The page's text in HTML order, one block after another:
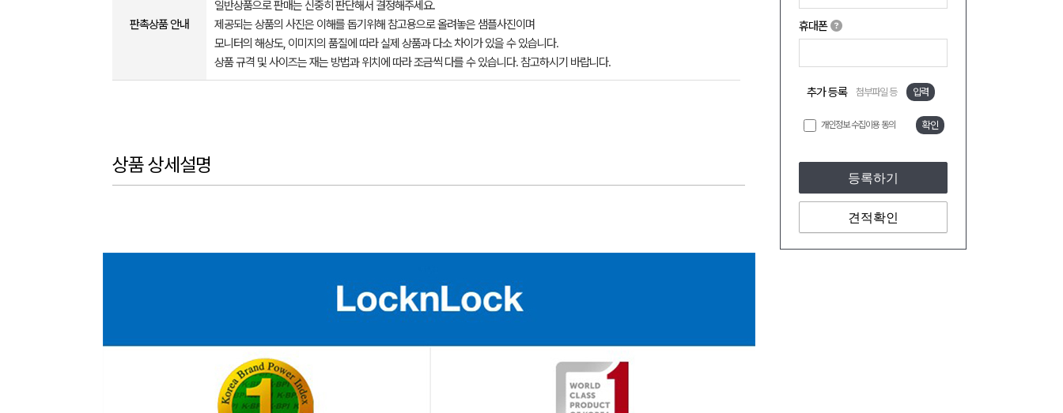
휴대폰
추가 등록 첨부파일 등 입력
개인정보 수집이용 동의 확인
등록하기
견적확인
판촉상품 안내
일반상품으로 판매는 신중히 판단해서 결정해주세요.
제공되는 상품의 사진은 이해를 돕기위해 참고용으로 올려놓은 샘플사진이며
모니터의 해상도, 이미지의 품질에 따라 실제 상품과 다소 차이가 있을 수 있습니다.
상품 규격 및 사이즈는 재는 방법과 위치에 따라 조금씩 다를 수 있습니다. 참고하시기 바랍니다.
상품 상세설명